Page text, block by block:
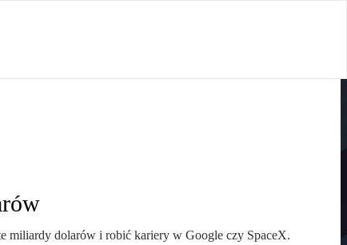
miliardy dolarów i robić kariery w Google czy SpaceX.